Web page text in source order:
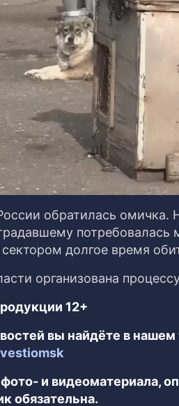
обратилась омичка.
долгое время
организована
12+
вы найдёте в нашем
и видеоматериала,
обязательна.